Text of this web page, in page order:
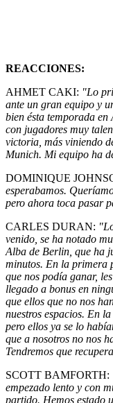
REACCIONES:
AHMET CAKI: "Lo
ante un gran equipo y
bien ésta temporada
con jugadores muy
victoria, más viniendo
Munich. Mi equipo ha
DOMINIQUE
esperabamos.
pero ahora toca pasar
CARLES DURAN:
venido, se ha notado
Alba de Berlin, que ha
minutos. En la primera
que nos podía ganar,
llegado a bonus en
que ellos que no nos
nuestros espacios. En
pero ellos ya se lo
que a nosotros no nos
Tendremos que
SCOTT BAMFORTH:
empezado lento y con
partido. Hemos estado